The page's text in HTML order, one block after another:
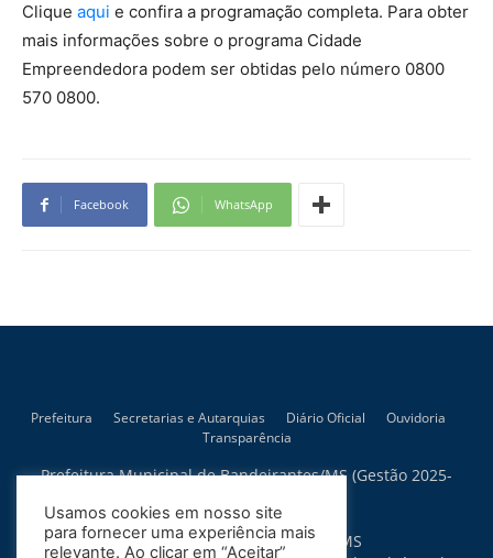
Clique aqui e confira a programação completa. Para obter
mais informações sobre o programa Cidade
Empreendedora podem ser obtidas pelo número 0800
570 0800.
Facebook WhatsApp
Prefeitura Secretarias e Autarquias Diário Oficial
Ouvidoria
Transparência
Prefeitura Municipal de Bandeirantes/MS (Gestão 2025-
Rua Artur Bernardes, 300
79.430-015 - Bandeirantes - MS
Usamos cookies em nosso site
para fornecer uma experiência mais
relevante. Ao clicar em “Aceitar”